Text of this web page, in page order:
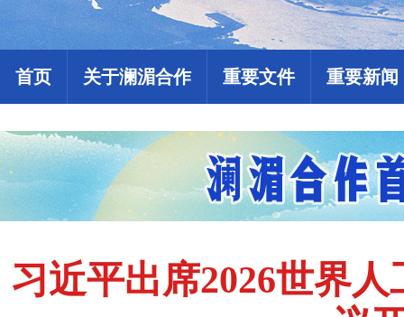
首页 关于澜湄合作 重要文件 重要新闻
习近平出席2026世界